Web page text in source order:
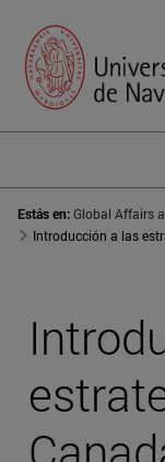
Estás en:Global Affairs